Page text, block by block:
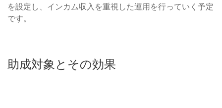
を設定し、インカム収入を重視した運用を行っていく予定
です。
助成対象とその効果